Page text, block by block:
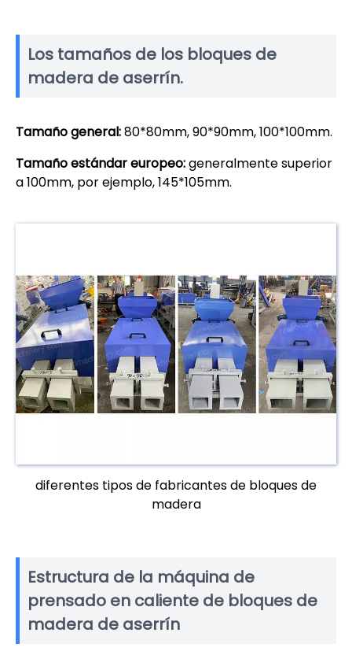
Los tamaños de los bloques de
madera de aserrín.
Tamaño general:80*80mm, 90*90mm, 100*100mm.
Tamaño estándar europeo:generalmente superior
a 100mm, por ejemplo, 145*105mm.
diferentes tipos de fabricantes de bloques de
madera
Estructura de la máquina de
prensado en caliente de bloques de
madera de aserrín